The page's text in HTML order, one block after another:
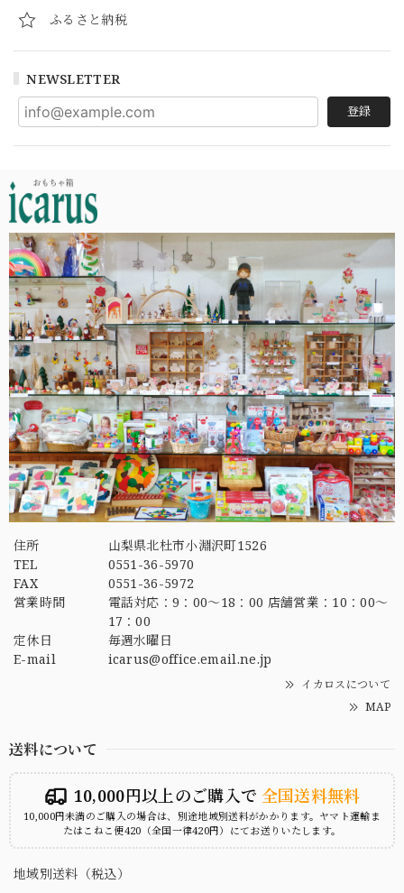
ふるさと納税
NEWSLETTER
登録
住所
山梨県北杜市小淵沢町1526
TEL
0551-36-5970
FAX
0551-36-5972
営業時間
電話対応：9：00～18：00 店舗営業：10：00～
17：00
定休日
毎週水曜日
E-mail
icarus@office.email.ne.jp
イカロスについて
MAP
送料について
10,000円以上のご購入で 全国送料無料
10,000円未満のご購入の場合は、別途地域別送料がかかります。ヤマト運輸ま
たはこねこ便420（全国一律420円）にてお送りいたします。
地域別送料（税込）